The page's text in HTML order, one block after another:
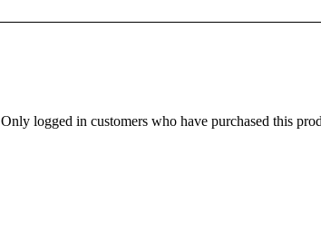
Only logged in customers who have purchased this